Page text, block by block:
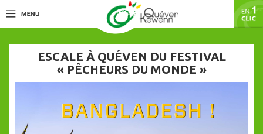
ESCALE À QUÉVEN DU FESTIVAL
« PÊCHEURS DU MONDE »